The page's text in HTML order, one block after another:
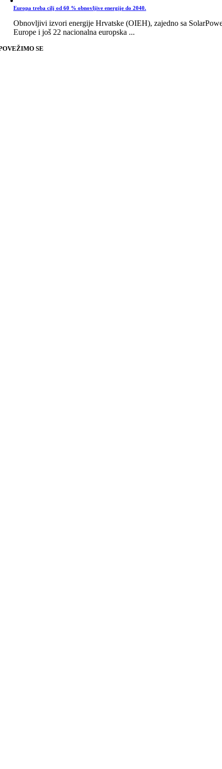
Europa treba cilj od 60 % obnovljive energije do 2040.
Obnovljivi izvori energije Hrvatske (OIEH), zajedno sa
Europe i još 22 nacionalna europska ...
SE